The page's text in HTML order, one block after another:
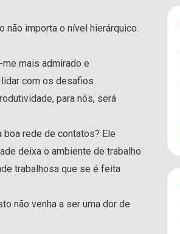
importa o nível hierárquico.
mais admirado e
com os desafios
para nós, será
rede de contatos? Ele
deixa o ambiente de trabalho
trabalhosa que se é feita
não venha a ser uma dor de